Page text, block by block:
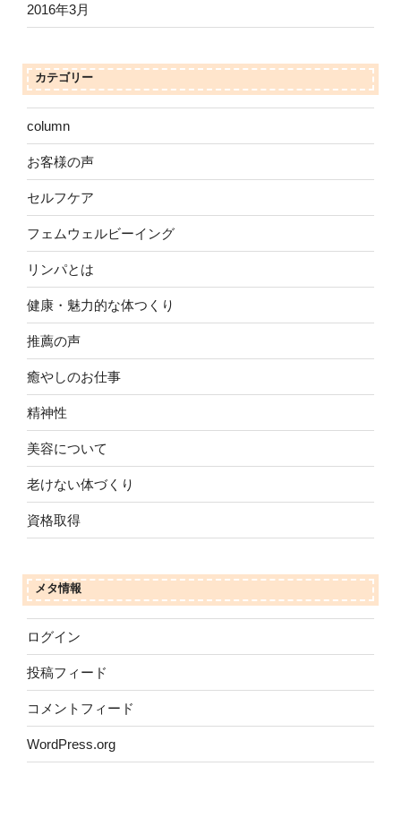
2016年3月
カテゴリー
column
お客様の声
セルフケア
フェムウェルビーイング
リンパとは
健康・魅力的な体つくり
推薦の声
癒やしのお仕事
精神性
美容について
老けない体づくり
資格取得
メタ情報
ログイン
投稿フィード
コメントフィード
WordPress.org